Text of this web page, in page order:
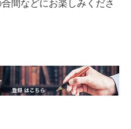
間などにお楽しみくださ